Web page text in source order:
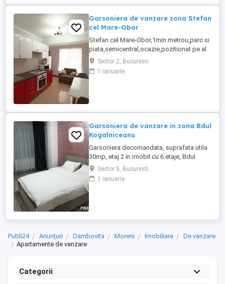
Garsoniera de vanzare zona Stefan
cel Mare-Obor
Stefan cel Mare-Obor,1min metrou,parc si
piata,semicentral,ocazie,pozitionat pe al
2-lea rand de blocuri,liniste,an 1986,in
bloc mixt,reabilitat termic,etaj ideal 1 din 8,
decomandata,confort 1 sporit 39 mp,
Sector 2, Bucuresti
1 ianuarie
Garsoniera de vanzare in zona Bdul
Kogalniceanu
Garsoniera decomandata, suprafata utila
30mp, etaj 2 in imobil cu 6 etaje, Bdul
Kogalniceanu acces rapid in oras, situata
la numai 5 minute de statia de metrou
Izvor, transport in comun la iesirea din
Sector 5, Bucuresti
1 ianuarie
Publi24 Anunțuri Dambovita Moreni Imobiliare
De vanzare
Apartamente de vanzare
Categorii